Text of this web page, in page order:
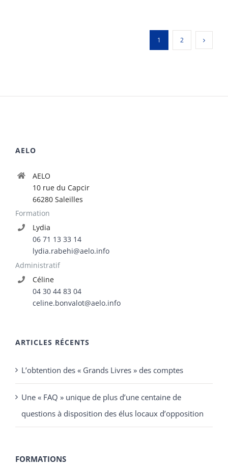
1 2
AELO
AELO
10 rue du Capcir
66280 Saleilles
Formation
Lydia
06 71 13 33 14
lydia.rabehi@aelo.info
Administratif
Céline
04 30 44 83 04
celine.bonvalot@aelo.info
ARTICLES RÉCENTS
L’obtention des « Grands Livres » des comptes
Une « FAQ » unique de plus d’une centaine de
questions à disposition des élus locaux d’opposition
FORMATIONS